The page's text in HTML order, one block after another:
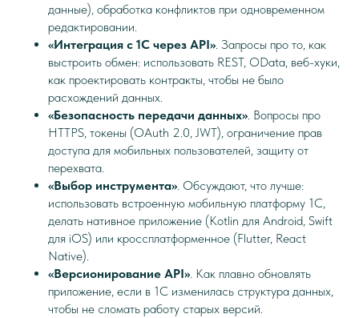
данные), обработка конфликтов при одновременном
редактировании.
«Интеграция с 1С через API». Запросы про то, как
выстроить обмен: использовать REST, OData, веб-хуки,
как проектировать контракты, чтобы не было
расхождений данных.
«Безопасность передачи данных». Вопросы про
HTTPS, токены (OAuth 2.0, JWT), ограничение прав
доступа для мобильных пользователей, защиту от
перехвата.
«Выбор инструмента». Обсуждают, что лучше:
использовать встроенную мобильную платформу 1С,
делать нативное приложение (Kotlin для Android, Swift
для iOS) или кроссплатформенное (Flutter, React
Native).
«Версионирование API». Как плавно обновлять
приложение, если в 1С изменилась структура данных,
чтобы не сломать работу старых версий.